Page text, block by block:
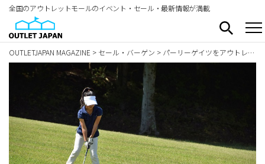
全国のアウトレットモールのイベント・セール・最新情報が満載
OUTLETJAPAN MAGAZINE > セール・バーゲン > パーリーゲイツをアウトレット価格で安く購入する方法を解説！レディースのおすすめアイテム5選も